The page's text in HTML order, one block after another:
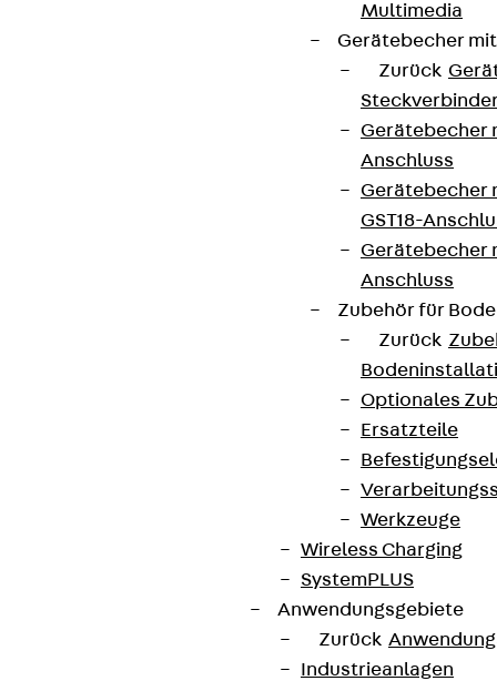
Multimedia
Gerätebecher
Zurück
Gerätebecher
Anschluss
Gerätebecher
GST18-
Gerätebecher
Anschluss
Zubehör für
Zurück
Optionales
Ersatzteile
Werkzeuge
Wireless Charging
SystemPLUS
Anwendungsgebiete
Zurück
Industrieanlagen